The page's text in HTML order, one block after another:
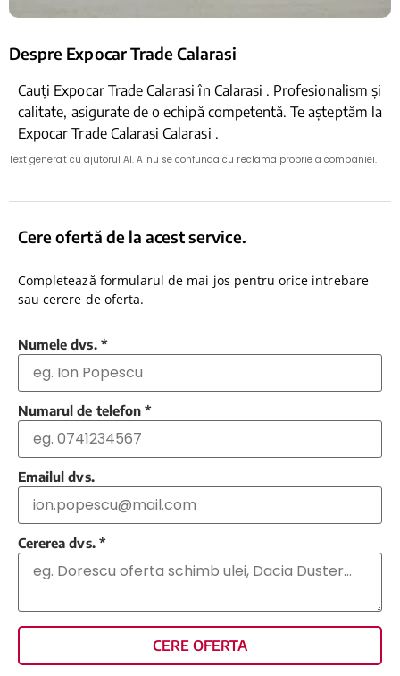
Despre Expocar Trade Calarasi
Cauți Expocar Trade Calarasi în Calarasi . Profesionalism și
calitate, asigurate de o echipă competentă. Te așteptăm la
Expocar Trade Calarasi Calarasi .
Text generat cu ajutorul AI. A nu se confunda cu reclama proprie a companiei.
Cere ofertă de la acest service.
Completează formularul de mai jos pentru orice intrebare
sau cerere de oferta.
Numele dvs. *
Numarul de telefon *
Emailul dvs.
Cererea dvs. *
CERE OFERTA